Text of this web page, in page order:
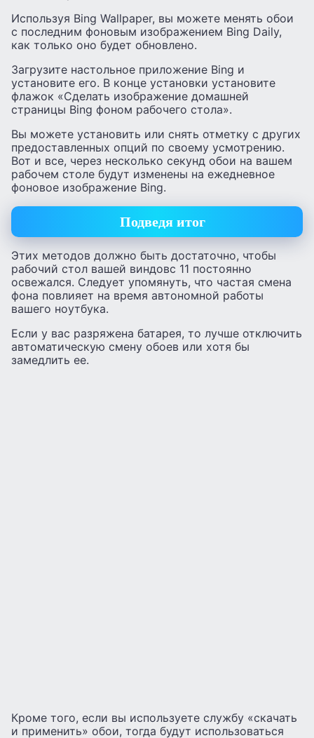
Используя Bing Wallpaper, вы можете менять обои
с последним фоновым изображением Bing Daily,
как только оно будет обновлено.
Загрузите настольное приложение Bing и
установите его. В конце установки установите
флажок «Сделать изображение домашней
страницы Bing фоном рабочего стола».
Вы можете установить или снять отметку с других
предоставленных опций по своему усмотрению.
Вот и все, через несколько секунд обои на вашем
рабочем столе будут изменены на ежедневное
фоновое изображение Bing.
Подведя итог
Этих методов должно быть достаточно, чтобы
рабочий стол вашей виндовс 11 постоянно
освежался. Следует упомянуть, что частая смена
фона повлияет на время автономной работы
вашего ноутбука.
Если у вас разряжена батарея, то лучше отключить
автоматическую смену обоев или хотя бы
замедлить ее.
Кроме того, если вы используете службу «скачать
и применить» обои, тогда будут использоваться